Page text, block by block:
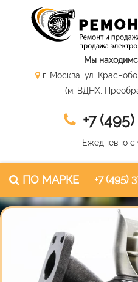
Мы
г. Москва, ул.
(м. ВДНХ,
+7
Ежедневно с
ПО МАРКЕ +7 (495)